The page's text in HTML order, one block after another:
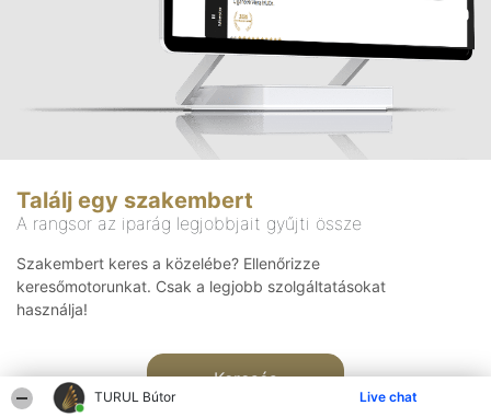
TURUL Bútor Live chat
Találj egy szakembert
A rangsor az iparág legjobbjait gyűjti össze
Szakembert keres a közelébe? Ellenőrizze
keresőmotorunkat. Csak a legjobb szolgáltatásokat
használja!
Keresés